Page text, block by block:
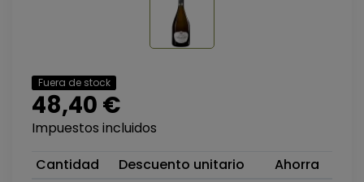
Fuera de stock
48,40 €
Impuestos incluidos
Cantidad
Descuento unitario
Ahorra